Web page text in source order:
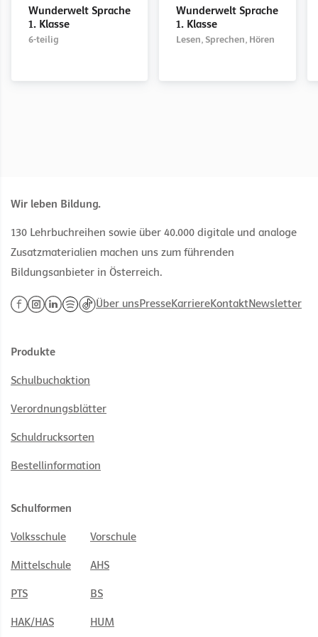
Wunderwelt Sprache
1. Klasse
6-teilig
Wunderwelt Sprache
1. Klasse
Lesen, Sprechen, Hören
1. Klasse
6-teilig
1. Klasse
Lesen, Sprechen, Hören
Anlautblock
Arbeitsblätter zur
Differenzierung
1. Klasse
1. Klasse
interaktive Übungen
passend zum Buch
Wir leben Bildung.
130 Lehrbuchreihen sowie über 40.000 digitale und analoge
Zusatzmaterialien machen uns zum führenden
Bildungsanbieter in Österreich.
Über unsPresseKarriereKontaktNewsletter
Produkte
Schulbuchaktion
Verordnungsblätter
Schuldrucksorten
Bestellinformation
Schulformen
Volksschule Vorschule
Mittelschule AHS
PTS BS
HAK/HAS HUM